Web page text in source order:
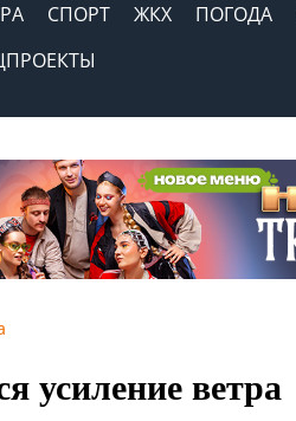
СПОРТ ЖКХ ПОГОДА
усиление ветра